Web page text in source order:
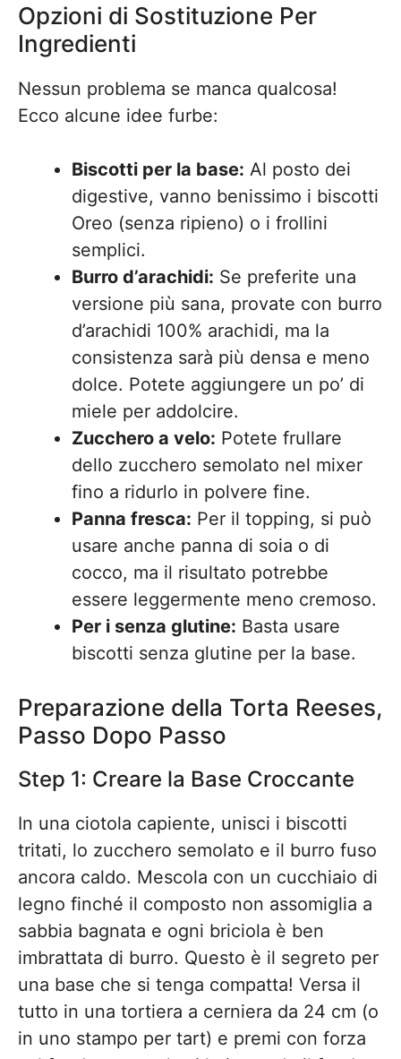
Opzioni di Sostituzione Per
Ingredienti
Nessun problema se manca qualcosa!
Ecco alcune idee furbe:
Biscotti per la base: Al posto dei
digestive, vanno benissimo i biscotti
Oreo (senza ripieno) o i frollini
semplici.
Burro d’arachidi: Se preferite una
versione più sana, provate con burro
d’arachidi 100% arachidi, ma la
consistenza sarà più densa e meno
dolce. Potete aggiungere un po’ di
miele per addolcire.
Zucchero a velo: Potete frullare
dello zucchero semolato nel mixer
fino a ridurlo in polvere fine.
Panna fresca: Per il topping, si può
usare anche panna di soia o di
cocco, ma il risultato potrebbe
essere leggermente meno cremoso.
Per i senza glutine: Basta usare
biscotti senza glutine per la base.
Preparazione della Torta Reeses,
Passo Dopo Passo
Step 1: Creare la Base Croccante
In una ciotola capiente, unisci i biscotti
tritati, lo zucchero semolato e il burro fuso
ancora caldo. Mescola con un cucchiaio di
legno finché il composto non assomiglia a
sabbia bagnata e ogni briciola è ben
imbrattata di burro. Questo è il segreto per
una base che si tenga compatta! Versa il
tutto in una tortiera a cerniera da 24 cm (o
in uno stampo per tart) e premi con forza